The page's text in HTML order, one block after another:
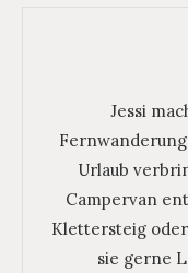
Jessi
Urlaub
Campervan
Klettersteig
sie gerne